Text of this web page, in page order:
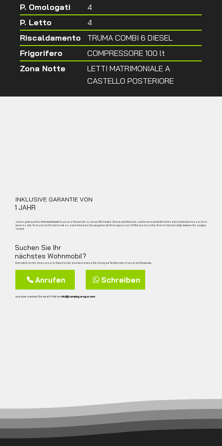
P. Omologati
4
P. Letto
4
Riscaldamento
TRUMA COMBI 6 DIESEL
Frigorifero
COMPRESSORE 100 lt
Zona Notte
LETTI MATRIMONIALE A
CASTELLO POSTERIORE
INKLUSIVE GARANTIE VON
1 JAHR
Jedes gebrauchte Wohnmobil kommt in unsere Werkstatt zu einem 100‑Punkte‑Check: vom Motor bis zum Innenraum bleibt nichts dem Zufall überlassen. Erst
wenn es alle Tests besteht, bieten wir es zum Verkauf an. Darum geben wir Ihnen gelassen 12 Monate Garantie: Starten Sie beruhigt, kommen Sie sorglos
zurück.
Suchen Sie Ihr
nächstes Wohnmobil?
Kontaktieren Sie einen unserer Experten für eine kostenlose Beratung am Telefon oder in unserem Showroom.
Anrufen Schreiben
uns oder senden Sie eine E‑Mail an:info@campingarage.com